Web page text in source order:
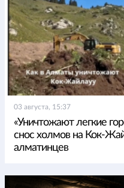
03 августа, 15:37
«Уничтожают легкие
снос холмов на Кок-
алматинцев